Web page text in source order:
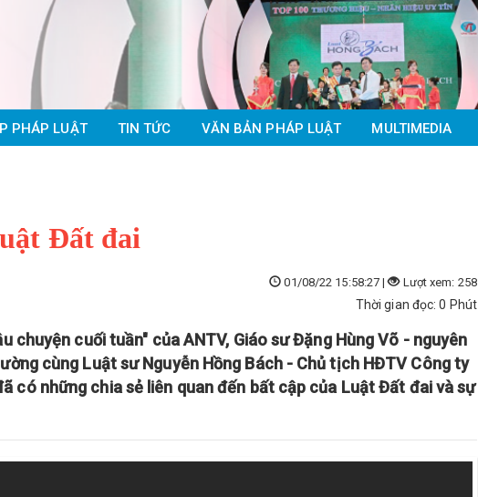
PHÁP LUẬT TIN TỨC VĂN BẢN PHÁP LUẬT MULTIMEDIA
Đất đai
01/08/22 15:58:27 | Lượt xem: 258
Thời gian đọc: 0 Phút
chuyện cuối tuần" của ANTV, Giáo sư Đặng Hùng Võ - nguyên
cùng Luật sư Nguyễn Hồng Bách - Chủ tịch HĐTV Công ty
có những chia sẻ liên quan đến bất cập của Luật Đất đai và sự